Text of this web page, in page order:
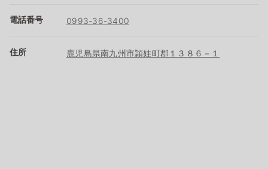
電話番号 0993-36-3400
住所 鹿児島県南九州市頴娃町郡１３８６－１